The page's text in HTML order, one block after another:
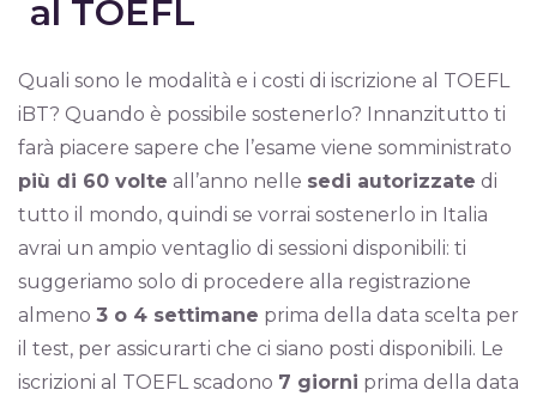
al TOEFL
Quali sono le modalità e i costi di iscrizione al TOEFL
iBT? Quando è possibile sostenerlo? Innanzitutto ti
farà piacere sapere che l’esame viene somministrato
più di 60 volte all’anno nelle sedi autorizzate di
tutto il mondo, quindi se vorrai sostenerlo in Italia
avrai un ampio ventaglio di sessioni disponibili: ti
suggeriamo solo di procedere alla registrazione
almeno 3 o 4 settimane prima della data scelta per
il test, per assicurarti che ci siano posti disponibili. Le
iscrizioni al TOEFL scadono 7 giorni prima della data